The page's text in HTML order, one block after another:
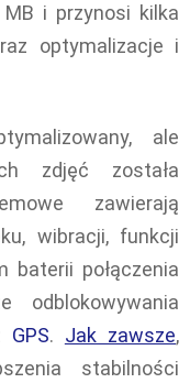
i przynosi kilka
optymalizacje i
ale
zdjęć została
zawierają
wibracji, funkcji
baterii połączenia
odblokowywania
GPS. Jak zawsze,
stabilności